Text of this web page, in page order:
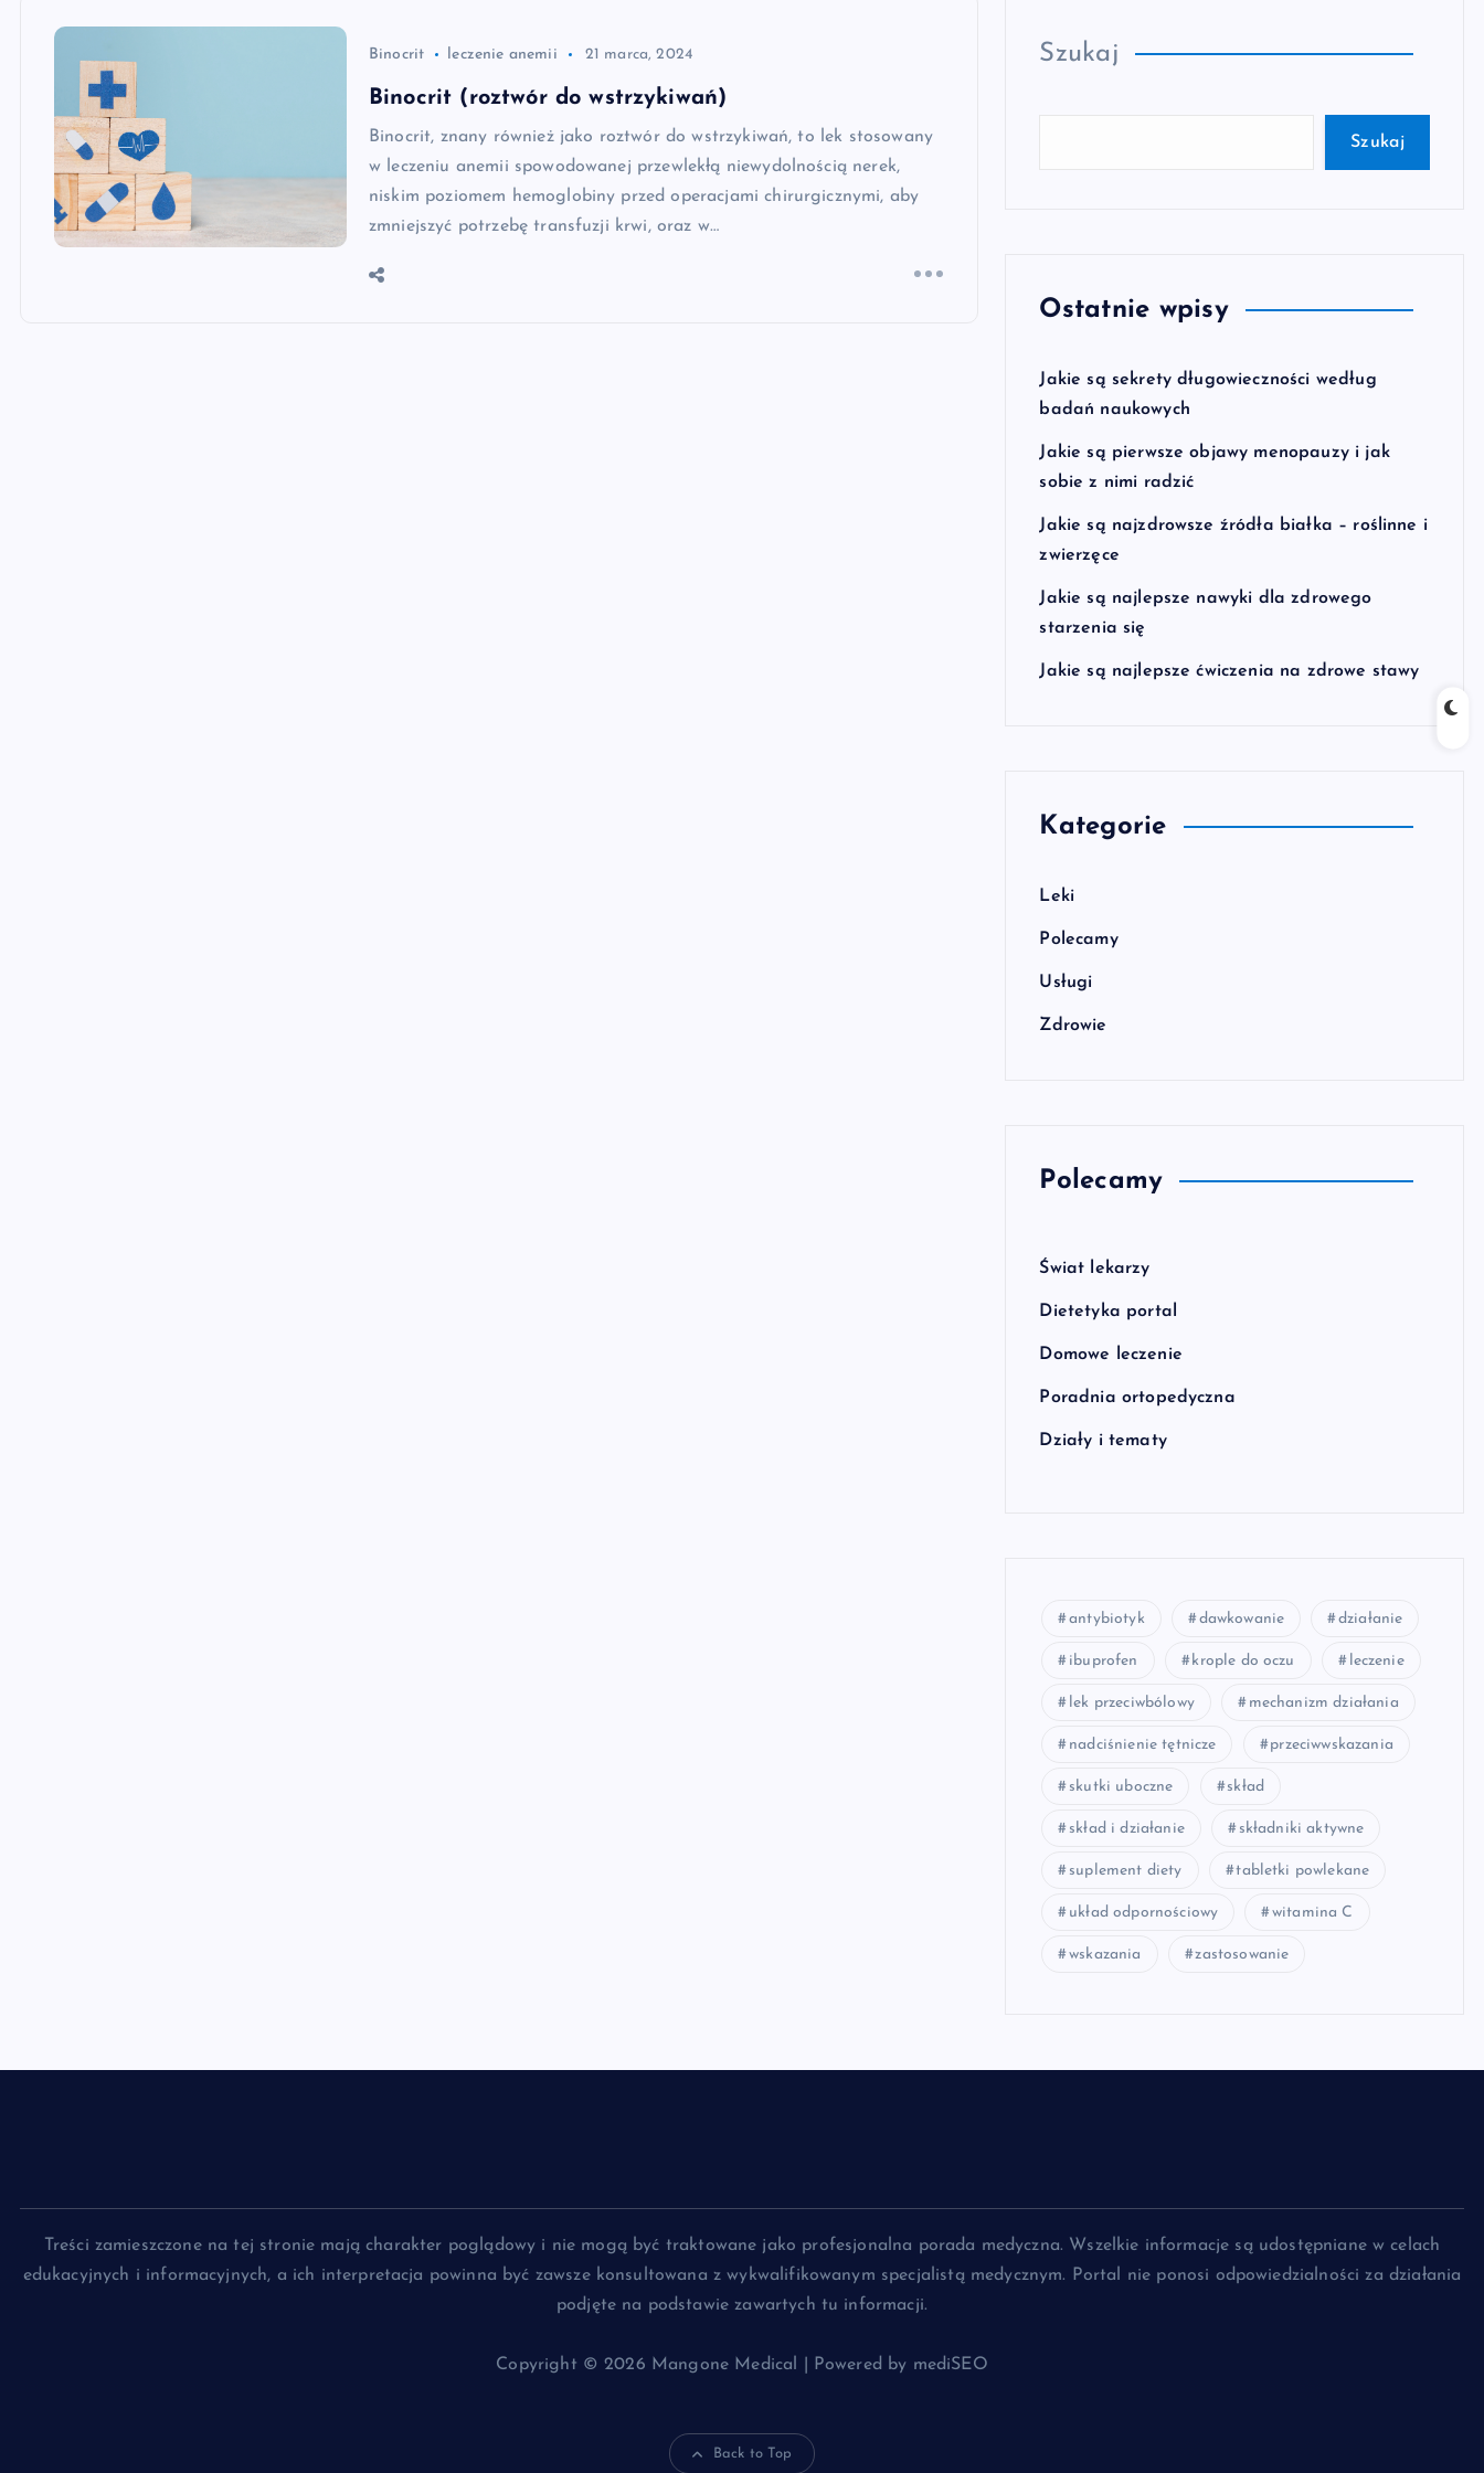
Binocrit leczenie anemii 21 marca, 2024
Binocrit (roztwór do wstrzykiwań)
Binocrit, znany również jako roztwór do wstrzykiwań, to lek stosowany
w leczeniu anemii spowodowanej przewlekłą niewydolnością nerek,
niskim poziomem hemoglobiny przed operacjami chirurgicznymi, aby
zmniejszyć potrzebę transfuzji krwi, oraz w…
Szukaj
Szukaj
Ostatnie wpisy
Jakie są sekrety długowieczności według
badań naukowych
Jakie są pierwsze objawy menopauzy i jak
sobie z nimi radzić
Jakie są najzdrowsze źródła białka – roślinne i
zwierzęce
Jakie są najlepsze nawyki dla zdrowego
starzenia się
Jakie są najlepsze ćwiczenia na zdrowe stawy
Kategorie
Leki
Polecamy
Usługi
Zdrowie
Polecamy
Świat lekarzy
Dietetyka portal
Domowe leczenie
Poradnia ortopedyczna
Działy i tematy
antybiotyk dawkowanie działanie
ibuprofen krople do oczu leczenie
lek przeciwbólowy mechanizm działania
nadciśnienie tętnicze przeciwwskazania
skutki uboczne skład
skład i działanie składniki aktywne
suplement diety tabletki powlekane
układ odpornościowy witamina C
wskazania zastosowanie
Treści zamieszczone na tej stronie mają charakter poglądowy i nie mogą być traktowane jako profesjonalna porada medyczna. Wszelkie informacje są udostępniane w celach
edukacyjnych i informacyjnych, a ich interpretacja powinna być zawsze konsultowana z wykwalifikowanym specjalistą medycznym. Portal nie ponosi odpowiedzialności za działania
podjęte na podstawie zawartych tu informacji.
Copyright © 2026 Mangone Medical | Powered by mediSEO
Back to Top